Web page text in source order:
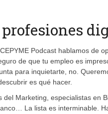
Podcast hablamos de
de que tu empleo es
para inquietarte, no.
es qué hacer.
del Marketing, especialistas en
La lista es interminable.